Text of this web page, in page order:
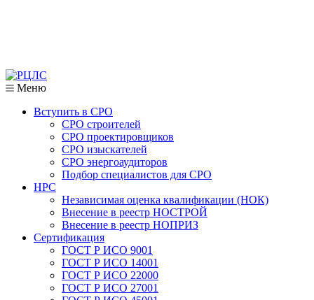
Меню
Вступить в СРО
СРО строителей
СРО проектировщиков
СРО изыскателей
СРО энергоаудиторов
Подбор специалистов для СРО
НРС
Независимая оценка квалификации (НОК)
Внесение в реестр НОСТРОЙ
Внесение в реестр НОПРИЗ
Сертификация
ГОСТ Р ИСО 9001
ГОСТ Р ИСО 14001
ГОСТ Р ИСО 22000
ГОСТ Р ИСО 27001